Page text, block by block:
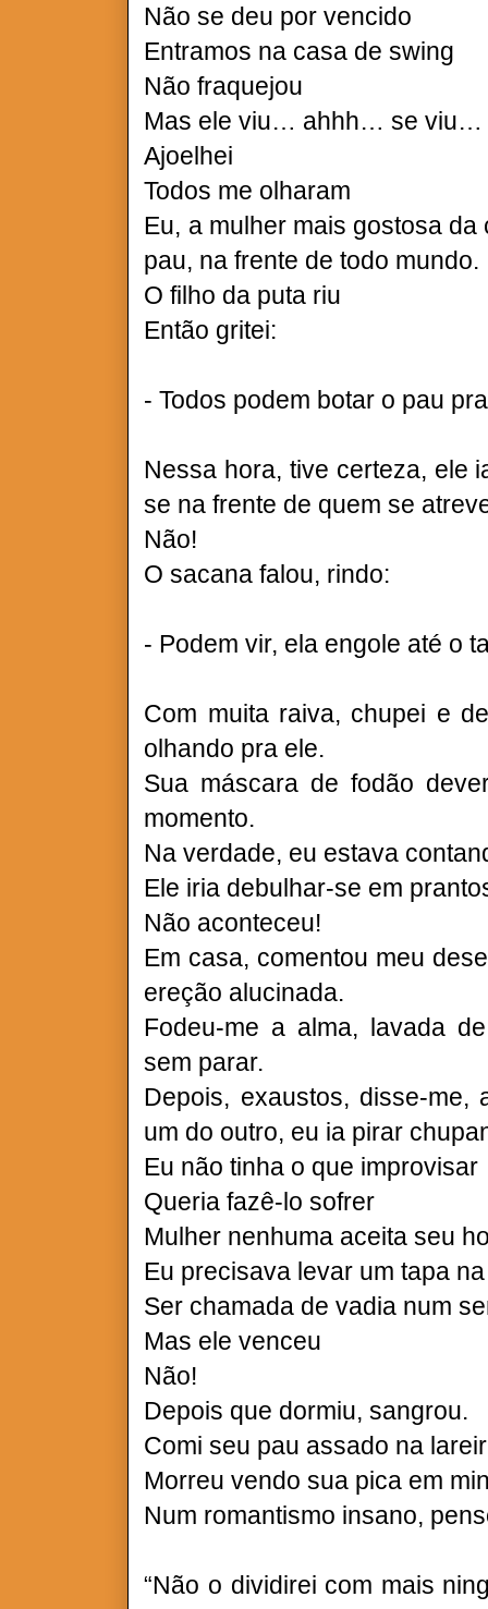
Não se deu por vencido
Entramos na casa de swing
Não fraquejou
Mas ele viu… ahhh… se viu…
Ajoelhei
Todos me olharam
Eu, a mulher mais gostosa
pau, na frente de todo mundo.
O filho da puta riu
Então gritei:
- Todos podem botar o pau
Nessa hora, tive certeza, ele
se na frente de quem se
Não!
O sacana falou, rindo:
- Podem vir, ela engole até o
Com muita raiva, chupei e
olhando pra ele.
Sua máscara de fodão
momento.
Na verdade, eu estava
Ele iria debulhar-se em
Não aconteceu!
Em casa, comentou meu
ereção alucinada.
Fodeu-me a alma, lavada
sem parar.
Depois, exaustos, disse-me,
um do outro, eu ia pirar
Eu não tinha o que improvisar
Queria fazê-lo sofrer
Mulher nenhuma aceita seu
Eu precisava levar um tapa
Ser chamada de vadia num
Mas ele venceu
Não!
Depois que dormiu, sangrou.
Comi seu pau assado na
Morreu vendo sua pica em
Num romantismo insano,
“Não o dividirei com mais